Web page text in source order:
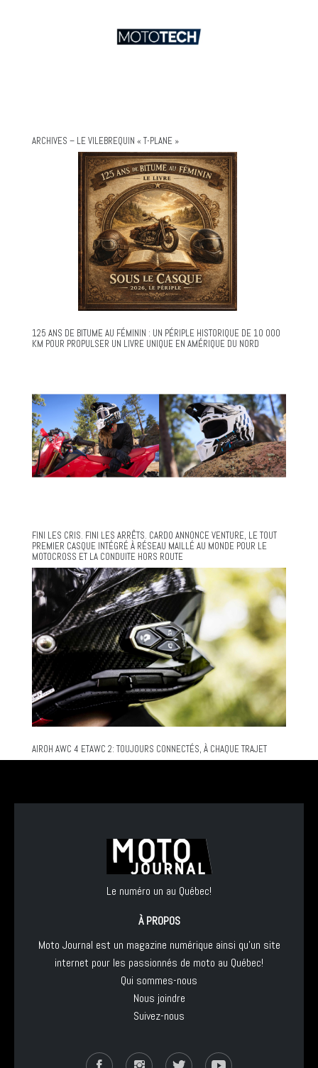
ARCHIVES – LE VILEBREQUIN « T-PLANE »
125 ANS DE BITUME AU FÉMININ : UN PÉRIPLE HISTORIQUE DE 10 000
KM POUR PROPULSER UN LIVRE UNIQUE EN AMÉRIQUE DU NORD
FINI LES CRIS. FINI LES ARRÊTS. CARDO ANNONCE VENTURE, LE TOUT
PREMIER CASQUE INTÉGRÉ À RÉSEAU MAILLÉ AU MONDE POUR LE
MOTOCROSS ET LA CONDUITE HORS ROUTE
AIROH AWC 4 ETAWC 2: TOUJOURS CONNECTÉS, À CHAQUE TRAJET
Le numéro un au Québec!
À PROPOS
Moto Journal est un magazine numérique ainsi qu'un site
internet pour les passionnés de moto au Québec!
Qui sommes-nous
Nous joindre
Suivez-nous